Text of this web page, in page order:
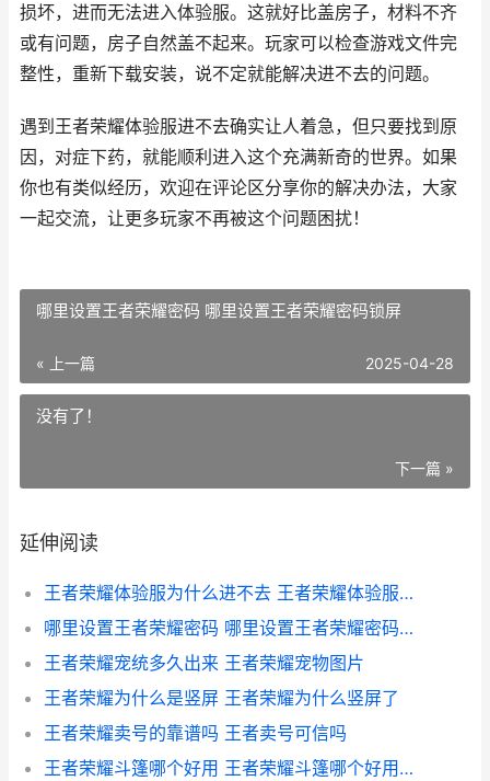
损坏，进而无法进入体验服。这就好比盖房子，材料不齐
或有问题，房子自然盖不起来。玩家可以检查游戏文件完
整性，重新下载安装，说不定就能解决进不去的问题。
遇到王者荣耀体验服进不去确实让人着急，但只要找到原
因，对症下药，就能顺利进入这个充满新奇的世界。如果
你也有类似经历，欢迎在评论区分享你的解决办法，大家
一起交流，让更多玩家不再被这个问题困扰！
哪里设置王者荣耀密码 哪里设置王者荣耀密码锁屏
« 上一篇 2025-04-28
没有了！
下一篇 »
延伸阅读
王者荣耀体验服为什么进不去 王者荣耀体验服为啥进不去
哪里设置王者荣耀密码 哪里设置王者荣耀密码锁屏
王者荣耀宠统多久出来 王者荣耀宠物图片
王者荣耀为什么是竖屏 王者荣耀为什么竖屏了
王者荣耀卖号的靠谱吗 王者卖号可信吗
王者荣耀斗篷哪个好用 王者荣耀斗篷哪个好用一点